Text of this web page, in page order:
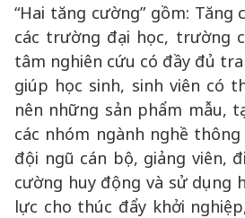
“Hai tăng cường” gồm: Tăng
các trường đại học, trường
tâm nghiên cứu có đầy đủ
giúp học sinh, sinh viên có
nên những sản phẩm mẫu,
các nhóm ngành nghề
đội ngũ cán bộ, giảng viên,
cường huy động và sử dụng
lực cho thúc đẩy khởi